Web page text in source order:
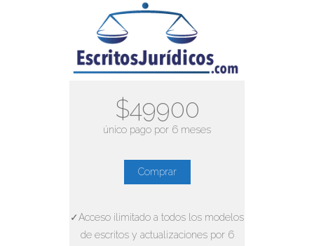
$49900
único pago por 6 meses
Comprar
✓Acceso ilimitado a todos los modelos
de escritos y actualizaciones por 6